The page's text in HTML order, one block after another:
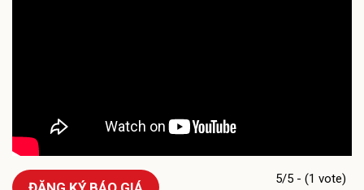
5/5 - (1 vote)